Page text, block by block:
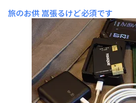
旅のお供 嵩張るけど必須です